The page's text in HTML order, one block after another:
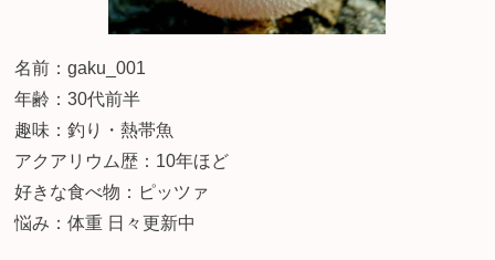
名前：gaku_001
年齢：30代前半
趣味：釣り・熱帯魚
アクアリウム歴：10年ほど
好きな食べ物：ピッツァ
悩み：体重 日々更新中